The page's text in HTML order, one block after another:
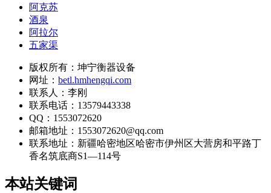
阿克苏
酒泉
阿拉尔
五家渠
版权所有：坤宁衡器设备
网址： betl.hmhengqi.com
联系人：李刚
联系电话：13579443338
QQ：1553072620
邮箱地址：1553072620@qq.com
联系地址： 新疆哈密地区哈密市伊州区大营房和平路丁
香名筑底商S1—114号
本站关键词